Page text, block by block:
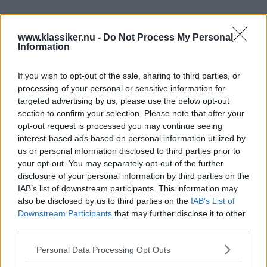
www.klassiker.nu - Do Not Process My Personal
Information
If you wish to opt-out of the sale, sharing to third parties, or
processing of your personal or sensitive information for
targeted advertising by us, please use the below opt-out
section to confirm your selection. Please note that after your
opt-out request is processed you may continue seeing
interest-based ads based on personal information utilized by
us or personal information disclosed to third parties prior to
your opt-out. You may separately opt-out of the further
disclosure of your personal information by third parties on the
IAB’s list of downstream participants. This information may
also be disclosed by us to third parties on the IAB’s List of
Downstream Participants that may further disclose it to other
Please note that this website/app uses one or more Google
Personal Data Processing Opt Outs
Genom att klicka på "Fortsätt" godkänner jagOK-Förlagets
OK-Förlagetsintegritetspolicy.
Är du redan prenumerant på vår papperstidning?
Aktivera din digitala prenumeration utan kostnad här.